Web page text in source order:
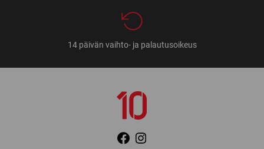
14 päivän vaihto- ja palautusoikeus